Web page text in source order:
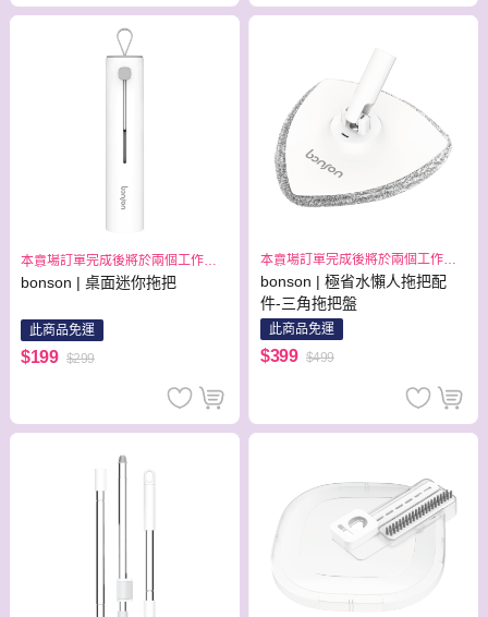
本賣場訂單完成後將於兩個工作日
bonson | 桌面迷你拖把
此商品免運
$199 $299
本賣場訂單完成後將於兩個工作日
bonson | 極省水懶人拖把配
件-三角拖把盤
此商品免運
$399 $499